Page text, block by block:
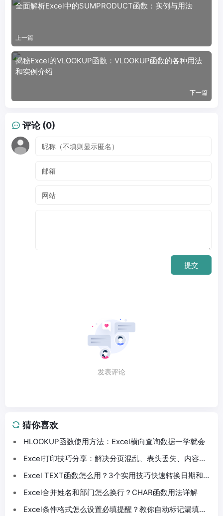
全面解析Excel中的SUMPRODUCT函数：实例与用法
上一篇
揭秘Excel的VLOOKUP函数：VLOOKUP函数的各种用法
和实例介绍
下一篇
评论 (0)
提交
发表评论
猜你喜欢
HLOOKUP函数使用方法：Excel横向查询数据一学就会
Excel打印技巧分享：解决分页混乱、表头丢失、内容截
Excel TEXT函数怎么用？3个实用技巧快速转换日期和数
Excel合并姓名和部门怎么换行？CHAR函数用法详解
Excel条件格式怎么设置必填提醒？教你自动标记漏填数